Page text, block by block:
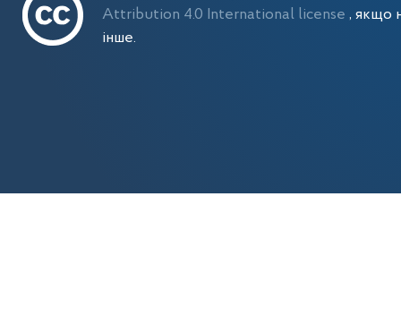
Attribution 4.0 International license, якщо
інше.